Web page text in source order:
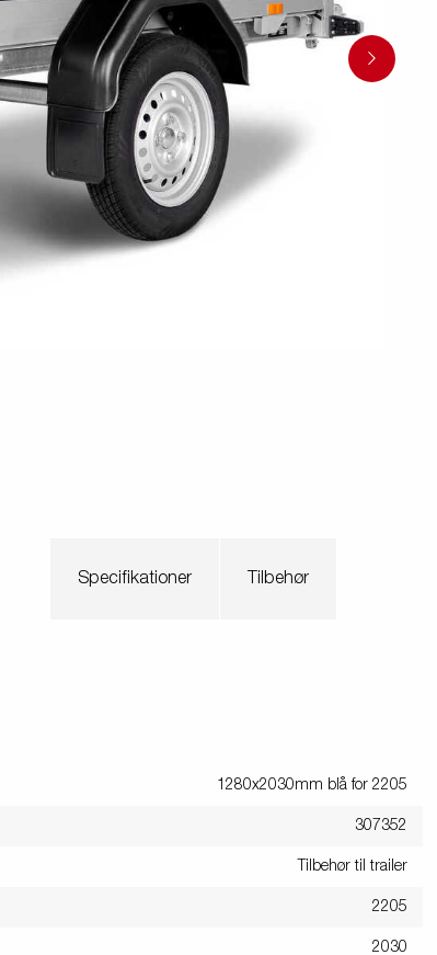
Tip Værktøjskasser
Søsæt båden
Læs din trailer korrekt
Korrekt kugletryk
Sikring af båden
Jetski LED
Specifikationer Tilbehør
1280x2030mm blå for 2205
307352
Tilbehør til trailer
2205
2030